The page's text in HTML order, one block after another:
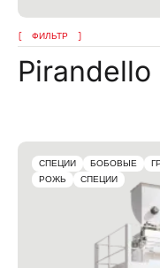
ФИЛЬТР
Pirandello
СПЕЦИИ БОБОВЫЕ
РОЖЬ
СПЕЦИИ